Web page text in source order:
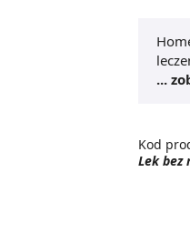
...
Kod
Lek bez